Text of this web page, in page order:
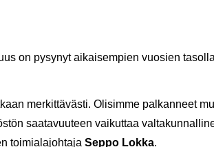
on py­sy­nyt ai­kai­sem­pien vuo­sien
mer­kit­tä­väs­ti. Oli­sim­me pal­kan­neet
saa­ta­vuu­teen vai­kut­taa
toi­mia­la­joh­ta­ja Seppo Lokka.